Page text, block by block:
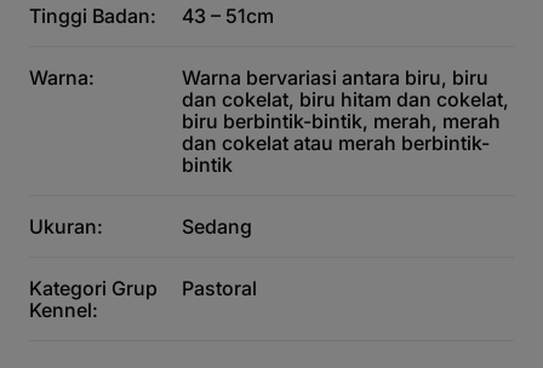
Tinggi Badan: 43 – 51cm
Warna:
Warna bervariasi antara biru, biru
dan cokelat, biru hitam dan cokelat,
biru berbintik-bintik, merah, merah
dan cokelat atau merah berbintik-
bintik
Ukuran: Sedang
Kategori Grup
Kennel:
Pastoral